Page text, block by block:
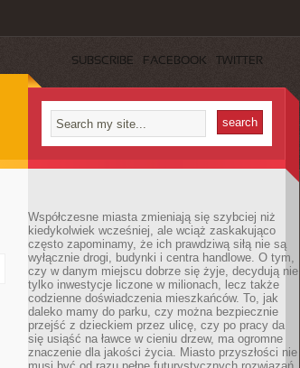
SUBSCRIBE FACEBOOK TWITTER
Współczesne miasta zmieniają się szybciej niż
kiedykolwiek wcześniej, ale wciąż zaskakująco
często zapominamy, że ich prawdziwą siłą nie są
wyłącznie drogi, budynki i centra handlowe. O tym,
czy w danym miejscu dobrze się żyje, decydują nie
tylko inwestycje liczone w milionach, lecz także
codzienne doświadczenia mieszkańców. To, jak
daleko mamy do parku, czy można bezpiecznie
przejść z dzieckiem przez ulicę, czy po pracy da
się usiąść na ławce w cieniu drzew, ma ogromne
znaczenie dla jakości życia. Miasto przyszłości nie